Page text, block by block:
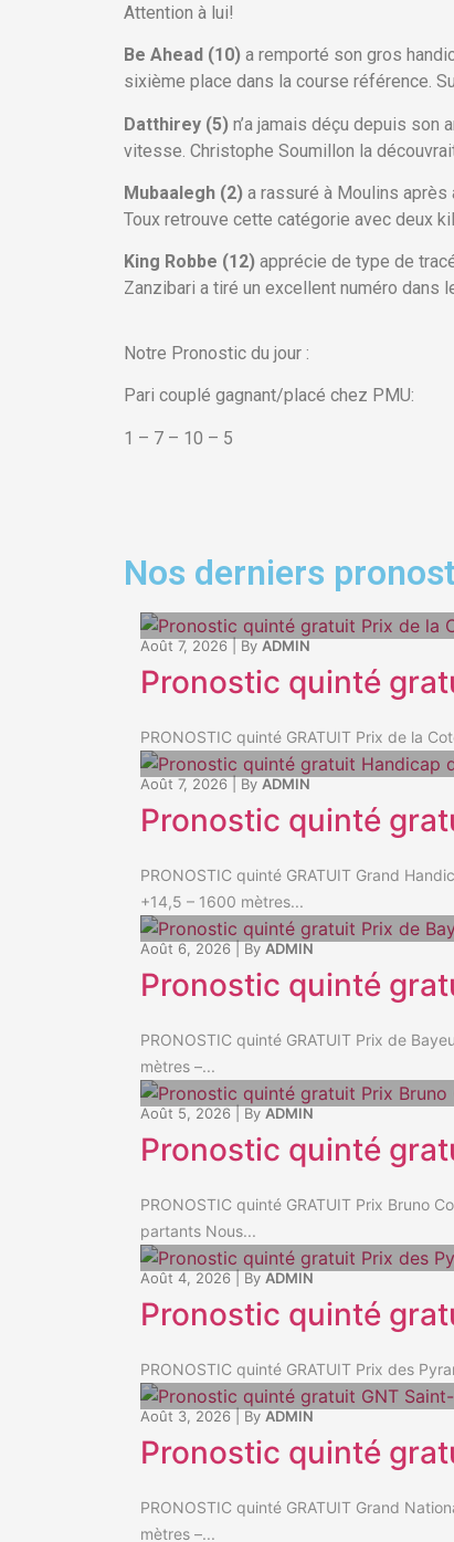
Attention à lui!
Be Ahead (10) a remporté son gros
sixième place dans la course référence.
Datthirey (5) n’a jamais déçu depuis son
vitesse. Christophe Soumillon la
Mubaalegh (2) a rassuré à Moulins après
Toux retrouve cette catégorie avec deux
King Robbe (12) apprécie de type de
Zanzibari a tiré un excellent numéro dans
Notre Pronostic du jour :
Pari couplé gagnant/placé chez PMU:
1 – 7 – 10 – 5
Nos derniers
Août 7, 2026 By ADMIN
Pronostic quinté
PRONOSTIC quinté GRATUIT Prix de la
Août 7, 2026 By ADMIN
Pronostic quinté
PRONOSTIC quinté GRATUIT Grand
+14,5 – 1600 mètres...
Août 6, 2026 By ADMIN
Pronostic quinté
PRONOSTIC quinté GRATUIT Prix de
mètres –...
Août 5, 2026 By ADMIN
Pronostic quinté
PRONOSTIC quinté GRATUIT Prix Bruno
partants Nous...
Août 4, 2026 By ADMIN
Pronostic quinté
PRONOSTIC quinté GRATUIT Prix des
Août 3, 2026 By ADMIN
Pronostic quinté
PRONOSTIC quinté GRATUIT Grand
mètres –...